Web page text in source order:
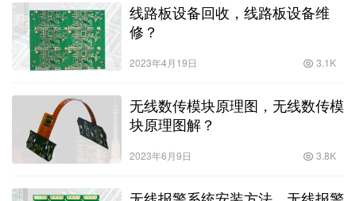
线路板设备回收，线路板设备维
修？
2023年4月19日 3.1K
无线数传模块原理图，无线数传模
块原理图解？
2023年6月9日 3.8K